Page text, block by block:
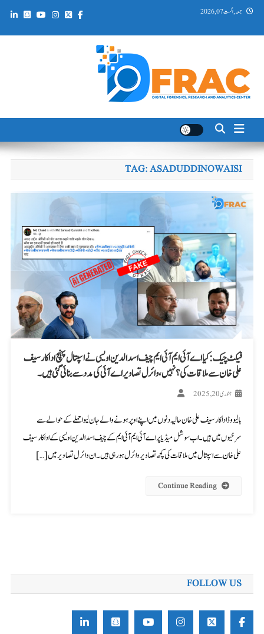
Skip جمعہ, اگست 07, 2026
DFRAC_ORG
TAG:ASADUDDINOWAISI
فیکٹ چیک: کیا اے آئی ایم آئی ایم چیف اسد الدین اویسی نے اسپتال پہنچ اداکار سیف
علی خان سے ملاقات کی؟ نہیں، وائرل تصاویر اے آئی کی مدد سے بنائی گئی ہیں۔
جنوری 20, 2025
بالیو وڈ اداکار سیف علی خان حالیہ دنوں میں اپنے اوپر ہونے والے جان لیوا حملے کے حوالے سے
سرخیوں میں ہیں۔ اب سوشل میڈیا پر اے آئی ایم آئی ایم کے چیف اسدالدین اویسی کے اداکار سیف
علی خان سے اسپتال میں ملاقات کی کچھ تصاویر وائرل ہو رہی ہیں۔ ان وائرل تصاویر میں […]
Continue Reading
FOLLOW US